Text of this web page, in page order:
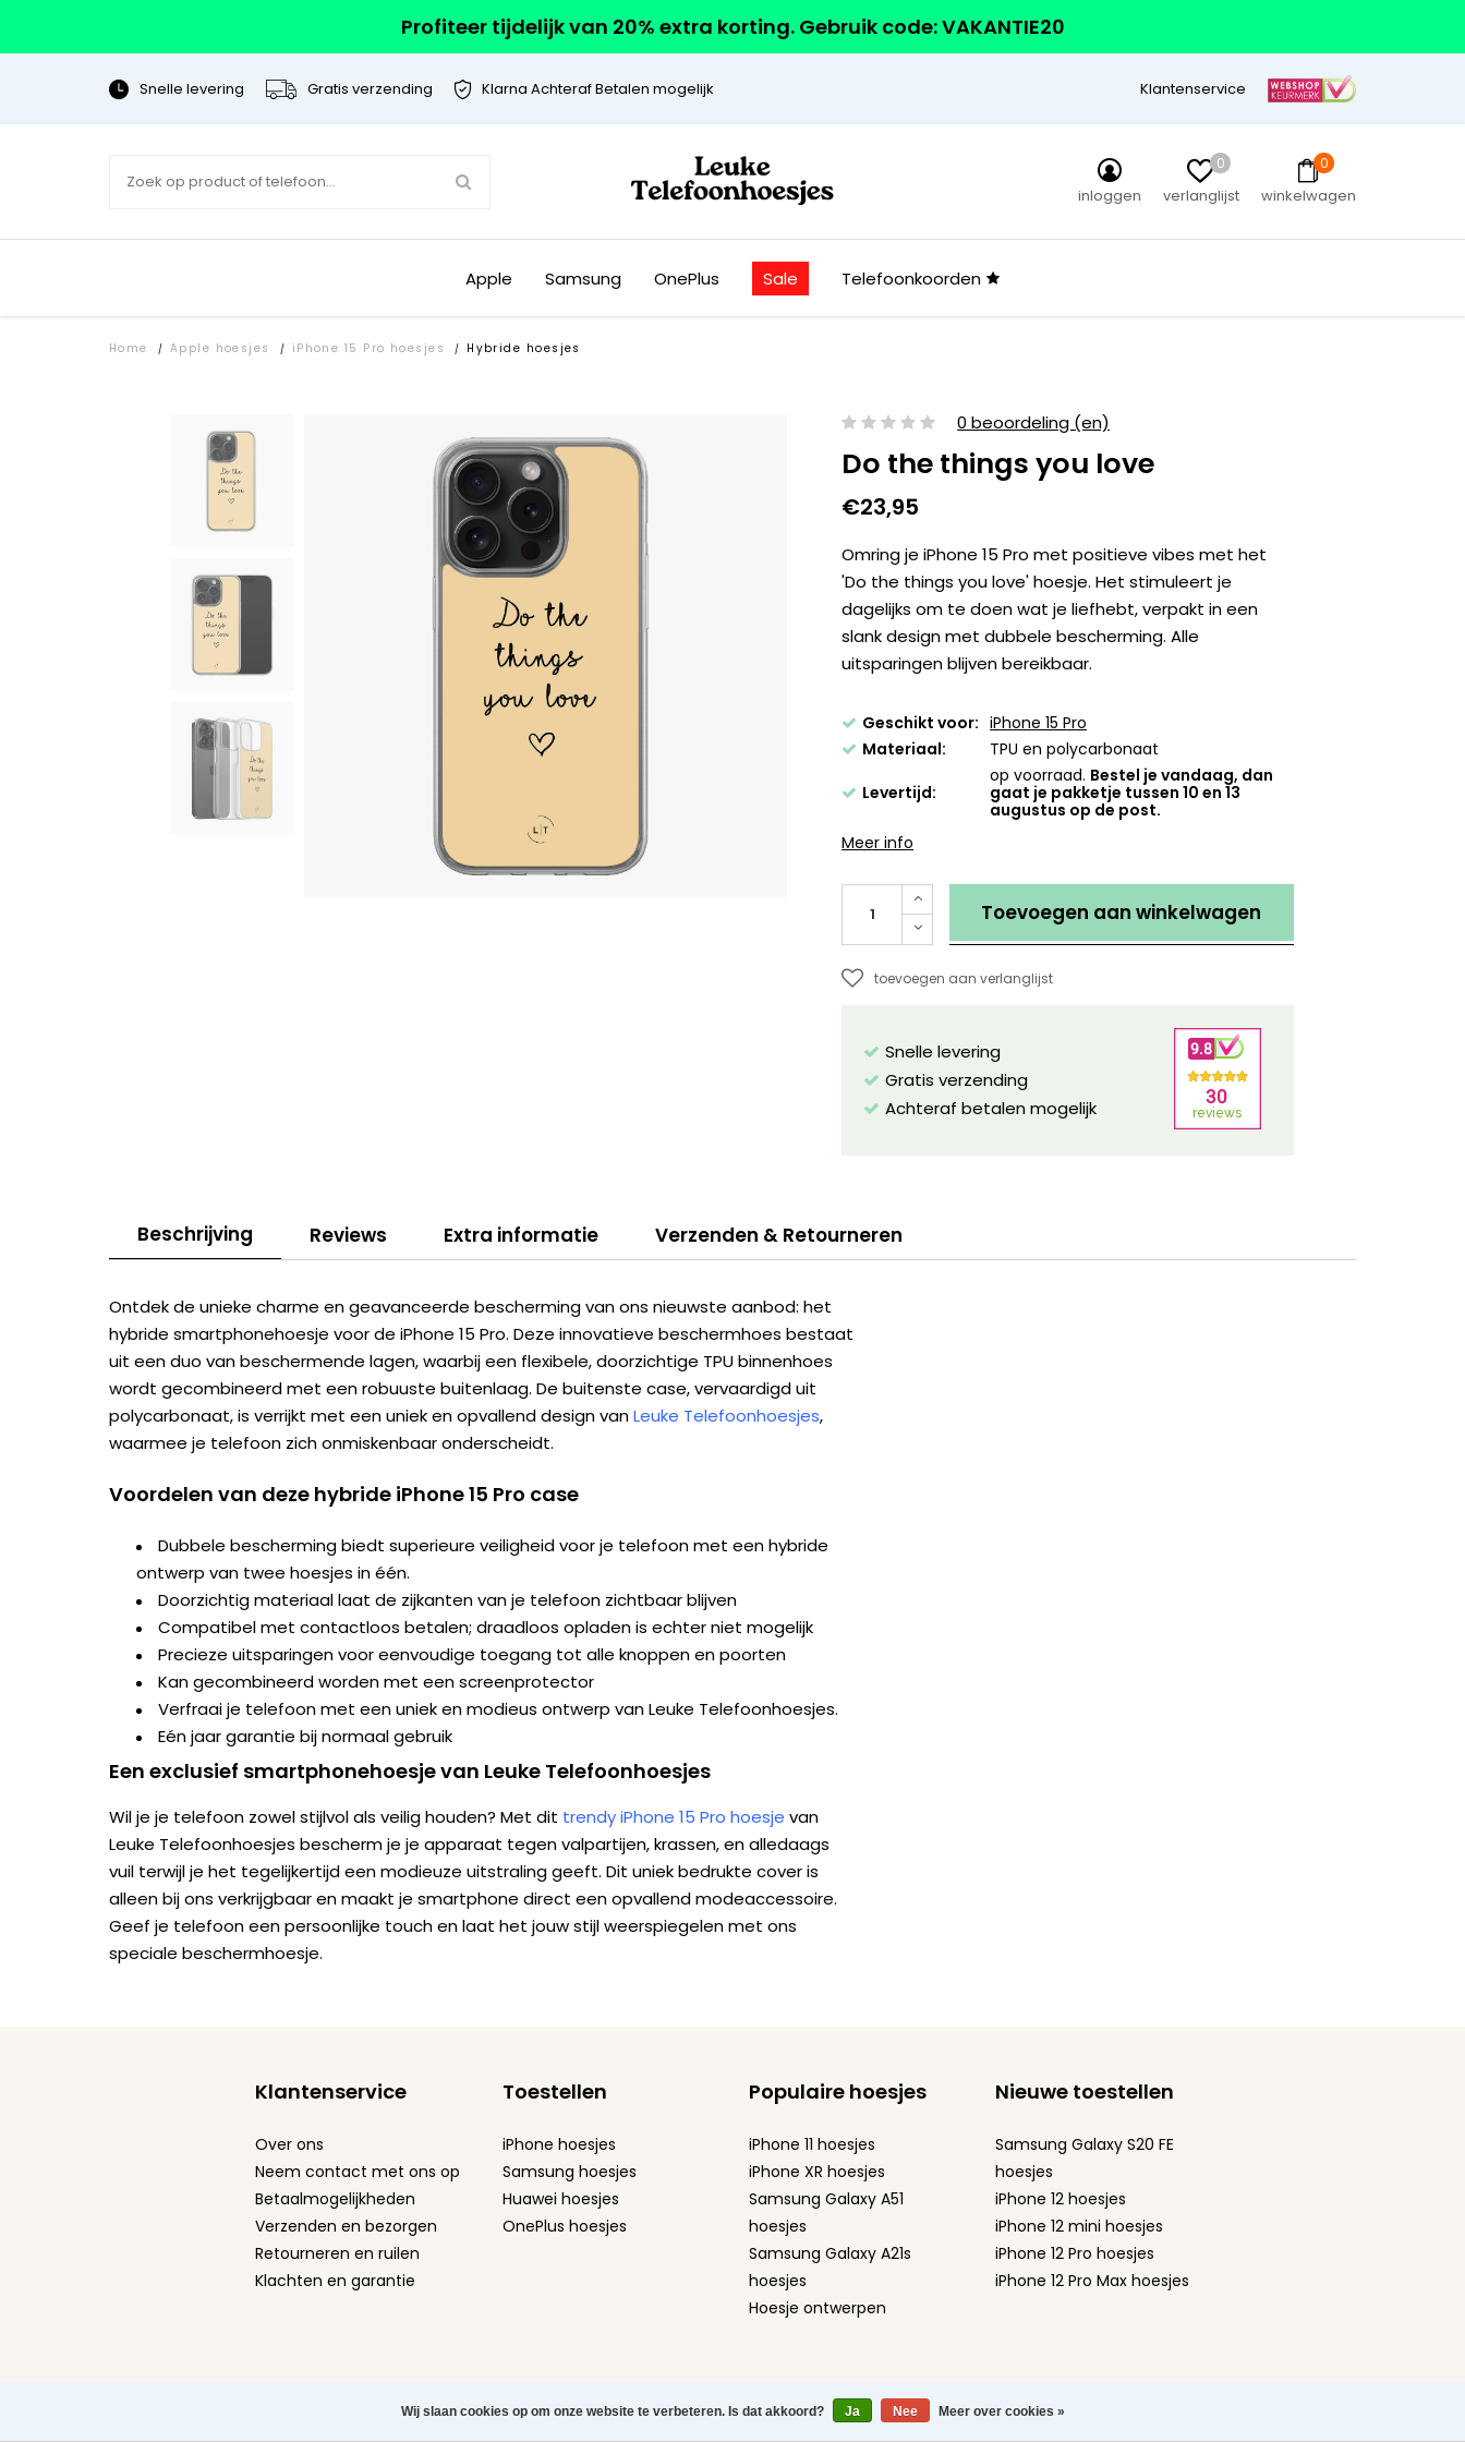
Profiteer tijdelijk van 20% extra korting. Gebruik code: VAKANTIE20
Snelle levering Gratis verzending Klarna Achteraf Betalen mogelijk Klantenservice
inloggen
0
verlanglijst
0
winkelwagen
Apple Samsung OnePlus Sale Telefoonkoorden
Home / Apple hoesjes / iPhone 15 Pro hoesjes / Hybride hoesjes
0 beoordeling (en)
Do the things you love
€23,95
Omring je iPhone 15 Pro met positieve vibes met het
'Do the things you love' hoesje. Het stimuleert je
dagelijks om te doen wat je liefhebt, verpakt in een
slank design met dubbele bescherming. Alle
uitsparingen blijven bereikbaar.
Geschikt voor: iPhone 15 Pro
Materiaal:
TPU en polycarbonaat
Levertijd:
op voorraad. Bestel je vandaag, dan
gaat je pakketje tussen 10 en 13
augustus op de post.
Meer info
Toevoegen aan winkelwagen
toevoegen aan verlanglijst
Snelle levering
Gratis verzending
Achteraf betalen mogelijk
Beschrijving Reviews Extra informatie Verzenden & Retourneren
Ontdek de unieke charme en geavanceerde bescherming van ons nieuwste aanbod: het
hybride smartphonehoesje voor de iPhone 15 Pro. Deze innovatieve beschermhoes bestaat
uit een duo van beschermende lagen, waarbij een flexibele, doorzichtige TPU binnenhoes
wordt gecombineerd met een robuuste buitenlaag. De buitenste case, vervaardigd uit
polycarbonaat, is verrijkt met een uniek en opvallend design vanLeuke Telefoonhoesjes,
waarmee je telefoon zich onmiskenbaar onderscheidt.
Voordelen van deze hybride iPhone 15 Pro case
Dubbele bescherming biedt superieure veiligheid voor je telefoon met een hybride
ontwerp van twee hoesjes in één.
Doorzichtig materiaal laat de zijkanten van je telefoon zichtbaar blijven
Compatibel met contactloos betalen; draadloos opladen is echter niet mogelijk
Precieze uitsparingen voor eenvoudige toegang tot alle knoppen en poorten
Kan gecombineerd worden met een screenprotector
Verfraai je telefoon met een uniek en modieus ontwerp van Leuke Telefoonhoesjes.
Eén jaar garantie bij normaal gebruik
Een exclusief smartphonehoesje van Leuke Telefoonhoesjes
Wil je je telefoon zowel stijlvol als veilig houden? Met dit trendy iPhone 15 Pro hoesje van
Leuke Telefoonhoesjes bescherm je je apparaat tegen valpartijen, krassen, en alledaags
vuil terwijl je het tegelijkertijd een modieuze uitstraling geeft. Dit uniek bedrukte cover is
alleen bij ons verkrijgbaar en maakt je smartphone direct een opvallend modeaccessoire.
Geef je telefoon een persoonlijke touch en laat het jouw stijl weerspiegelen met ons
speciale beschermhoesje.
Klantenservice
Over ons
Neem contact met ons op
Betaalmogelijkheden
Verzenden en bezorgen
Retourneren en ruilen
Klachten en garantie
Toestellen
iPhone hoesjes
Samsung hoesjes
Huawei hoesjes
OnePlus hoesjes
Populaire hoesjes
iPhone 11 hoesjes
iPhone XR hoesjes
Samsung Galaxy A51
hoesjes
Samsung Galaxy A21s
hoesjes
Hoesje ontwerpen
Nieuwe toestellen
Samsung Galaxy S20 FE
hoesjes
iPhone 12 hoesjes
iPhone 12 mini hoesjes
iPhone 12 Pro hoesjes
iPhone 12 Pro Max hoesjes
Copyright © 2026 Leuke Telefoonhoesjes
Wij slaan cookies op om onze website te verbeteren. Is dat akkoord? Ja Nee Meer over cookies »